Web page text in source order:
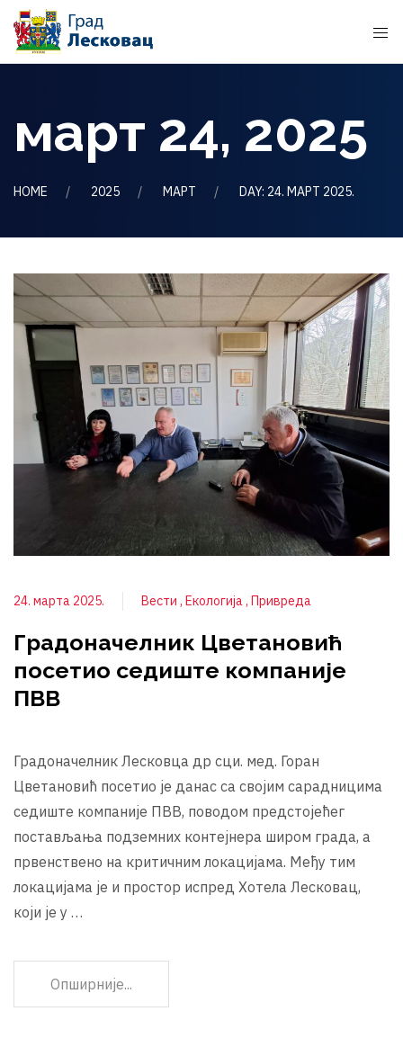
март 24, 2025
HOME 2025 МАРТ DAY: 24. МАРТ 2025.
24. марта 2025. Вести Екологија Привреда
Градоначелник Цветановић
посетио седиште компаније
ПВВ
Градоначелник Лесковца др сци. мед. Горан
Цветановић посетио је данас са својим сарадницима
седиште компаније ПВВ, поводом предстојећег
постављања подземних контејнера широм града, а
првенствено на критичним локацијама. Међу тим
локацијама је и простор испред Хотела Лесковац,
који је у …
Опширније...